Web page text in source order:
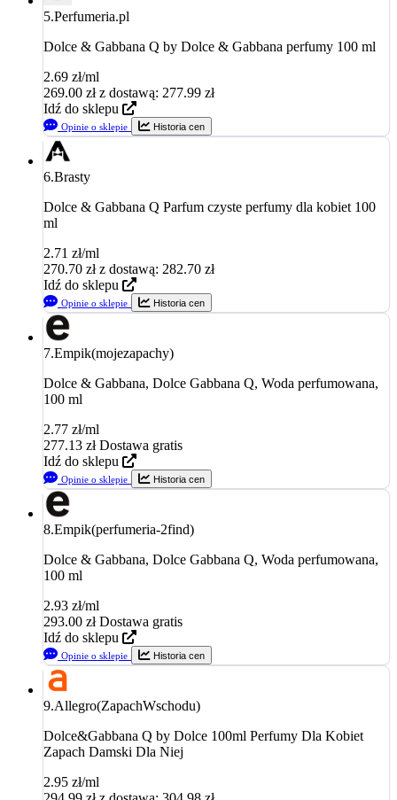
5.Perfumeria.pl
Dolce & Gabbana Q by Dolce & Gabbana perfumy 100 ml
2.69 zł/ml
269.00 zł z dostawą: 277.99 zł
Idź do sklepu
Opinie o sklepie Historia cen
6.Brasty
Dolce & Gabbana Q Parfum czyste perfumy dla kobiet 100
ml
2.71 zł/ml
270.70 zł z dostawą: 282.70 zł
Idź do sklepu
Opinie o sklepie Historia cen
7.Empik(mojezapachy)
Dolce & Gabbana, Dolce Gabbana Q, Woda perfumowana,
100 ml
2.77 zł/ml
277.13 zł Dostawa gratis
Idź do sklepu
Opinie o sklepie Historia cen
8.Empik(perfumeria-2find)
Dolce & Gabbana, Dolce Gabbana Q, Woda perfumowana,
100 ml
2.93 zł/ml
293.00 zł Dostawa gratis
Idź do sklepu
Opinie o sklepie Historia cen
9.Allegro(ZapachWschodu)
Dolce&Gabbana Q by Dolce 100ml Perfumy Dla Kobiet
Zapach Damski Dla Niej
2.95 zł/ml